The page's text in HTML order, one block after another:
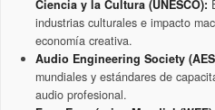
Ciencia y la Cultura (UNESCO):
industrias culturales e impacto
economía creativa.
Audio Engineering Society
mundiales y estándares de
audio profesional.